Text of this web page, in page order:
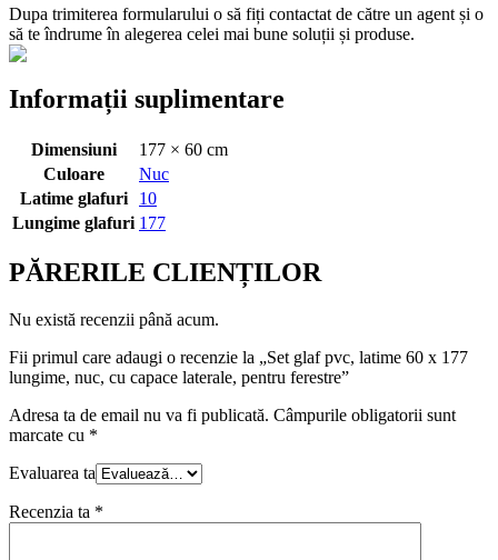
Dupa trimiterea formularului o să fiți contactat de către un agent și o
să te îndrume în alegerea celei mai bune soluții și produse.
Informații suplimentare
Dimensiuni
177 × 60 cm
Culoare
Nuc
Latime glafuri
10
Lungime glafuri 177
PĂRERILE CLIENȚILOR
Nu există recenzii până acum.
Fii primul care adaugi o recenzie la „Set glaf pvc, latime 60 x 177
lungime, nuc, cu capace laterale, pentru ferestre”
Adresa ta de email nu va fi publicată. Câmpurile obligatorii sunt
marcate cu *
Evaluarea ta
Recenzia ta *